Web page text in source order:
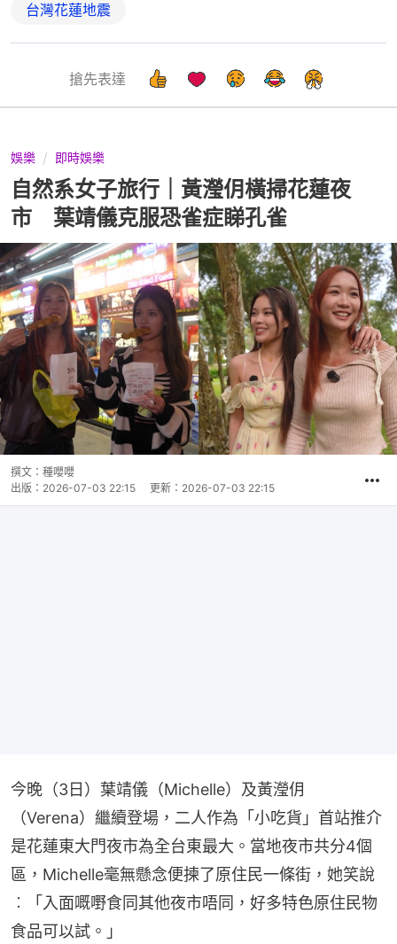
台灣花蓮地震
搶先表達
娛樂 即時娛樂
自然系女子旅行｜黃瀅仴橫掃花蓮夜
市 葉靖儀克服恐雀症睇孔雀
撰文： 種嚶嚶
出版： 2026-07-03 22:15 更新： 2026-07-03 22:15
今晚（3日）葉靖儀（Michelle）及黃瀅仴
（Verena）繼續登場，二人作為「小吃貨」首站推介
是花蓮東大門夜市為全台東最大。當地夜市共分4個
區，Michelle毫無懸念便揀了原住民一條街，她笑說
︰「入面嘅嘢食同其他夜市唔同，好多特色原住民物
食品可以試。」